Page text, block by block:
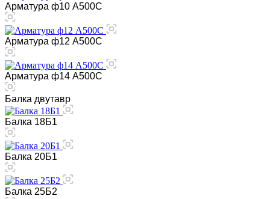
Арматура ф10 А500С
Арматура ф12 А500С
Арматура ф14 А500С
Балка двутавр
Балка 18Б1
Балка 20Б1
Балка 25Б2